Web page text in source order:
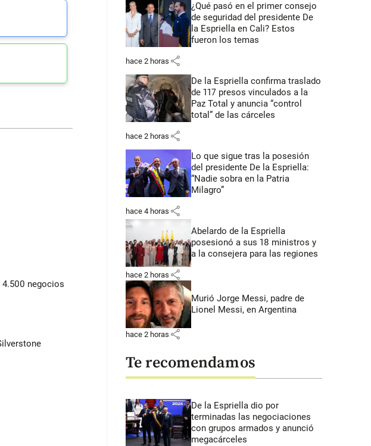
4.500 negocios
¿Qué pasó en el primer consejo
de seguridad del presidente De
la Espriella en Cali? Estos
fueron los temas
hace 2 horas share
De la Espriella confirma traslado
de 117 presos vinculados a la
Paz Total y anuncia “control
total” de las cárceles
hace 2 horas share
Lo que sigue tras la posesión
del presidente De la Espriella:
“Nadie sobra en la Patria
Milagro”
hace 4 horas share
Abelardo de la Espriella
posesionó a sus 18 ministros y
a la consejera para las regiones
hace 2 horas share
Murió Jorge Messi, padre de
Lionel Messi, en Argentina
hace 2 horas share
Te recomendamos
De la Espriella dio por
terminadas las negociaciones
con grupos armados y anunció
megacárceles